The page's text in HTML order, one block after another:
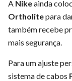
A Nikeainda
Ortholitepara
também recebe
mais segurança.
Para um ajuste
sistema de cabos